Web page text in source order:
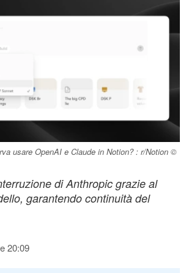
usare OpenAI e Claude in Notion? : r/Notion ©
di Anthropic grazie al
garantendo continuità del
20:09